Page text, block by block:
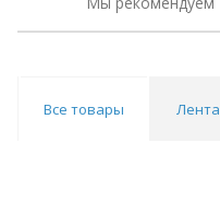
Все товары Лента